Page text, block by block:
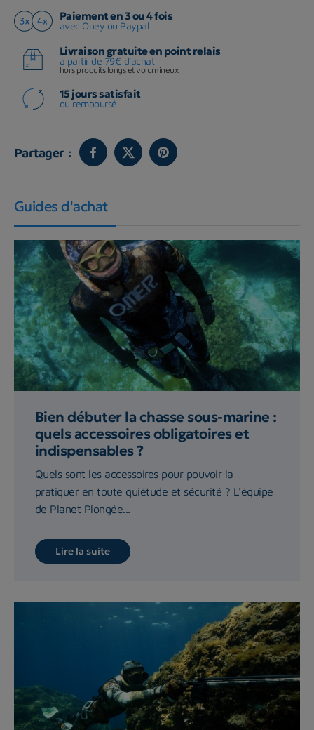
Paiement en 3 ou 4 fois
avec Oney ou Paypal
Livraison gratuite en point relais
à partir de 79€ d'achat
hors produits longs et volumineux
15 jours satisfait
ou remboursé
Partager :
Guides d'achat
Bien débuter la chasse sous-marine :
quels accessoires obligatoires et
indispensables ?
Quels sont les accessoires pour pouvoir la
pratiquer en toute quiétude et sécurité ? L'équipe
de Planet Plongée...
Lire la suite